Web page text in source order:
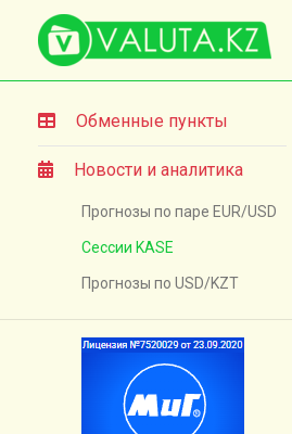
Обменные пункты
Новости и аналитика
Прогнозы по паре EUR/USD
Сессии KASE
Прогнозы по USD/KZT